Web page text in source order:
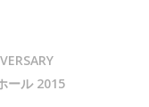
ール 2015